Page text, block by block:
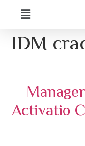
IDM
Activatio